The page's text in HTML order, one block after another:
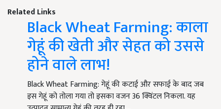
Related Links
Black Wheat Farming: काला
गेहूं की खेती और सेहत को उससे
होने वाले लाभ!
Black Wheat Farming: गेहूं की कटाई और सफाई के बाद जब
इस गेहूं को तोला गया तो इसका वजन 36 क्विंटल निकला. यह